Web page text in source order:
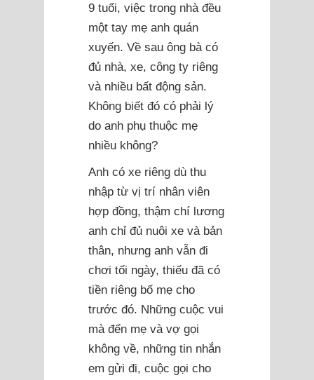
9 tuổi, việc trong nhà đều
một tay mẹ anh quán
xuyến. Về sau ông bà có
đủ nhà, xe, công ty riêng
và nhiều bất động sản.
Không biết đó có phải lý
do anh phụ thuộc mẹ
nhiều không?
Anh có xe riêng dù thu
nhập từ vị trí nhân viên
hợp đồng, thậm chí lương
anh chỉ đủ nuôi xe và bản
thân, nhưng anh vẫn đi
chơi tối ngày, thiếu đã có
tiền riêng bố mẹ cho
trước đó. Những cuộc vui
mà đến mẹ và vợ gọi
không về, những tin nhắn
em gửi đi, cuộc gọi cho